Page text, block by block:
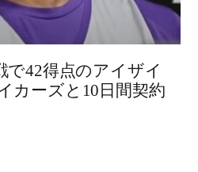
で42得点のアイザイ
カーズと10日間契約